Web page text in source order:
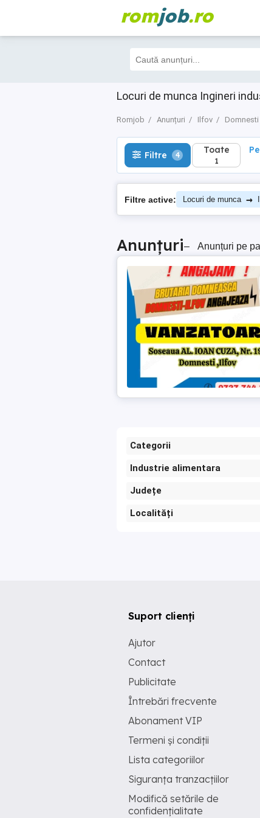
romjob.ro
Locuri de munca Ingineri
Romjob Anunțuri Ilfov Domnesti
Filtre 4 Toate
1
Filtre 4 Toate
1
Filtre active: Locuri de munca →
Anunțuri– Anunțuri pe
Categorii
Industrie alimentara
Județe
Localități
Suport clienți
Ajutor
Contact
Publicitate
Întrebări frecvente
Abonament VIP
Termeni și condiții
Lista categoriilor
Siguranța tranzacțiilor
Modifică setările de
confidențialitate